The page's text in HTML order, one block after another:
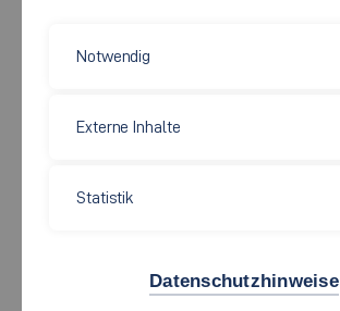
engagiert sich für
Notwendig
Externe Inhalte
Statistik
Datenschutzhinweise